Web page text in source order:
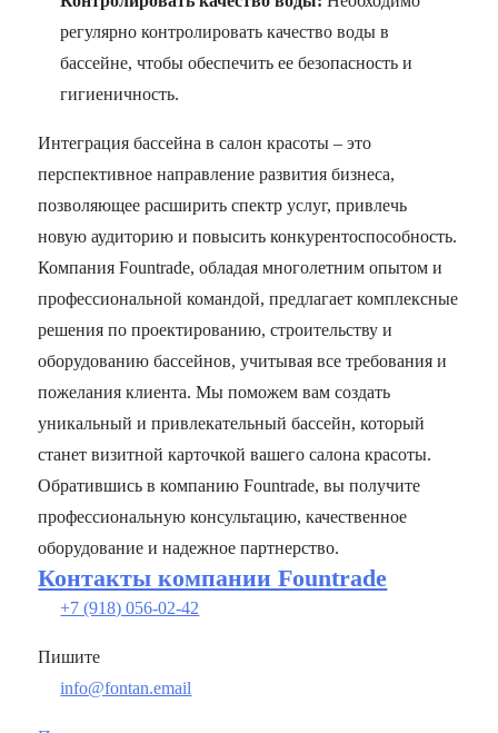
регулярно контролировать качество воды в
бассейне, чтобы обеспечить ее безопасность и
гигиеничность.
Интеграция бассейна в салон красоты – это
перспективное направление развития бизнеса,
позволяющее расширить спектр услуг, привлечь
новую аудиторию и повысить конкурентоспособность.
Компания Fountrade, обладая многолетним опытом и
профессиональной командой, предлагает комплексные
решения по проектированию, строительству и
оборудованию бассейнов, учитывая все требования и
пожелания клиента. Мы поможем вам создать
уникальный и привлекательный бассейн, который
станет визитной карточкой вашего салона красоты.
Обратившись в компанию Fountrade, вы получите
профессиональную консультацию, качественное
оборудование и надежное партнерство.
Контакты компании Fountrade
+7 (918) 056-02-42
Пишите
info@fontan.email